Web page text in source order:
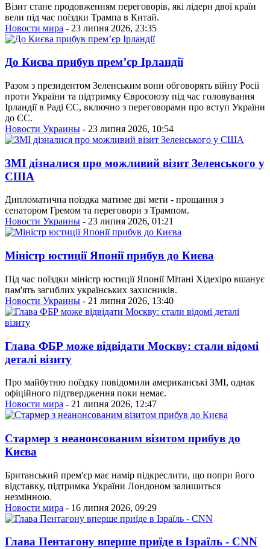
Візит стане продовженням переговорів, які лідери двої країн
вели під час поїздки Трампа в Китай.
Новости мира - 23 липня 2026, 23:35
До Києва прибув прем’єр Ірландії
Разом з президентом Зеленським вони обговорять війну Росії
проти України та підтримку Євросоюзу під час головування
Ірландії в Раді ЄС, включно з переговорами про вступ України
до ЄС.
Новости Украины - 23 липня 2026, 10:54
ЗМІ дізналися про можливий візит Зеленського у
США
Дипломатична поїздка матиме дві мети - прощання з
сенатором Гремом та переговори з Трампом.
Новости Украины - 23 липня 2026, 01:21
Міністр юстиції Японії прибув до Києва
Під час поїздки міністр юстиції Японії Мітані Хідехіро вшанує
пам'ять загиблих українських захисників.
Новости Украины - 21 липня 2026, 13:40
Глава ФБР може відвідати Москву: стали відомі
деталі візиту
Про майбутню поїздку повідомили американські ЗМІ, однак
офіційного підтвердження поки немає.
Новости мира - 21 липня 2026, 12:47
Стармер з неанонсованим візитом прибув до
Києва
Британський прем'єр має намір підкреслити, що попри його
відставку, підтримка України Лондоном залишиться
незмінною.
Новости мира - 16 липня 2026, 09:29
Глава Пентагону вперше приїде в Ізраїль - CNN